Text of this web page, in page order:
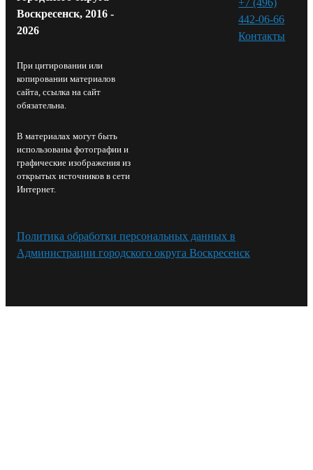
Воскресенск, 2016 -
2026
При цитировании или
копировании материалов
сайта, ссылка на сайт
обязательна.
В материалах могут быть
использованы фотографии и
графические изображения из
открытых источников в сети
Интернет.
442-06-66
Контакты⁠
Политика обработки персональных данных в
Администрации городского округа Воскресенск